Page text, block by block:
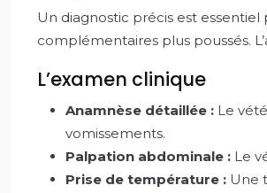
Un diagnostic précis est
complémentaires plus poussés.
L’examen clinique
Anamnèse détaillée : Le
vomissements.
Palpation abdominale : Le
Prise de température : Une